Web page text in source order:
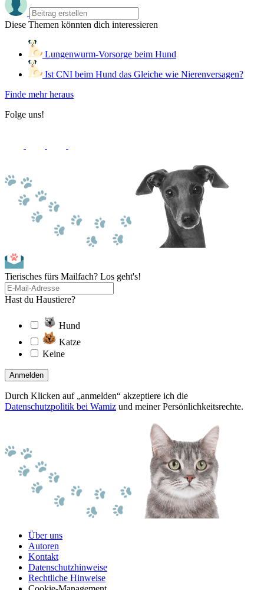
Diese Themen könnten dich interessieren
Lungenwurm-Vorsorge beim Hund
Ist CNI beim Hund das Gleiche wie Nierenversagen?
Finde mehr heraus
Folge uns!
Tierisches fürs Mailfach? Los geht's!
Hast du Haustiere?
Hund
Katze
Keine
Anmelden
Durch Klicken auf „anmelden“ akzeptiere ich die
Datenschutzpolitik bei Wamiz und meiner Persönlichkeitsrechte.
Über uns
Autoren
Kontakt
Datenschutzhinweise
Rechtliche Hinweise